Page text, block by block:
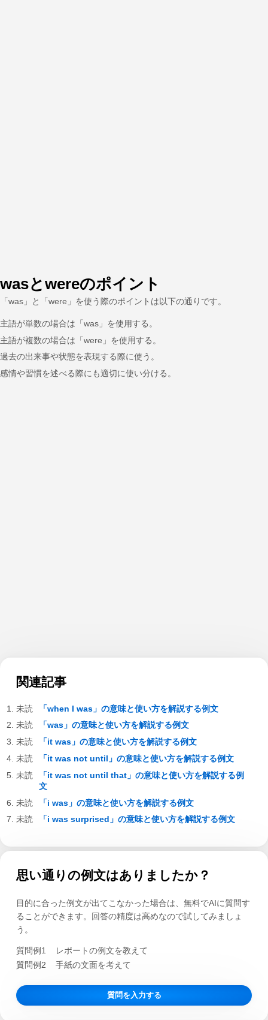
wasとwereのポイント
「was」と「were」を使う際のポイントは以下の通りです。
主語が単数の場合は「was」を使用する。
主語が複数の場合は「were」を使用する。
過去の出来事や状態を表現する際に使う。
感情や習慣を述べる際にも適切に使い分ける。
関連記事
「when I was」の意味と使い方を解説する例文
「was」の意味と使い方を解説する例文
「it was」の意味と使い方を解説する例文
「it was not until」の意味と使い方を解説する例文
「it was not until that」の意味と使い方を解説する例
文
「i was」の意味と使い方を解説する例文
「i was surprised」の意味と使い方を解説する例文
思い通りの例文はありましたか？
目的に合った例文が出てこなかった場合は、無料でAIに質問す
ることができます。回答の精度は高めなので試してみましょ
う。
質問例1
レポートの例文を教えて
質問例2
手紙の文面を考えて
質問を入力する